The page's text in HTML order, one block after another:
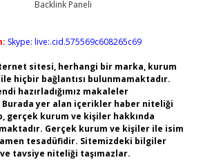
Skype: live:.cid.575569c608265c69
sitesi, herhangi bir marka, kurum
hiçbir bağlantısı bulunmamaktadır.
hazırladığımız makaleler
Burada yer alan içerikler haber niteliği
gerçek kurum ve kişiler hakkında
Gerçek kurum ve kişiler ile isim
tesadüfidir. Sitemizdeki bilgiler
tavsiye niteliği taşımazlar.